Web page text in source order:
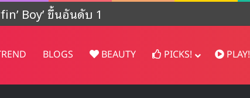
ปุ่น
BLOGS BEAUTY PICKS! PLAY!